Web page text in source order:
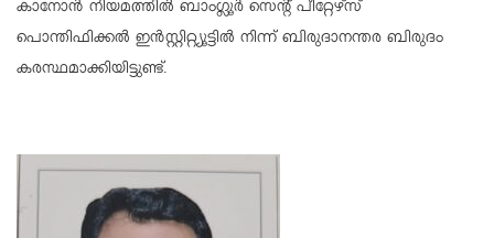
കാനോൻ നിയമത്തിൽ ബാംഗ്ലൂർ സെന്റ് പീറ്റേഴ്സ്
പൊന്തിഫിക്കൽ ഇൻസ്റ്റിറ്റ്യൂട്ടിൽ നിന്ന് ബിരുദാനന്തര ബിരുദം
കരസ്ഥമാക്കിയിട്ടുണ്ട്.